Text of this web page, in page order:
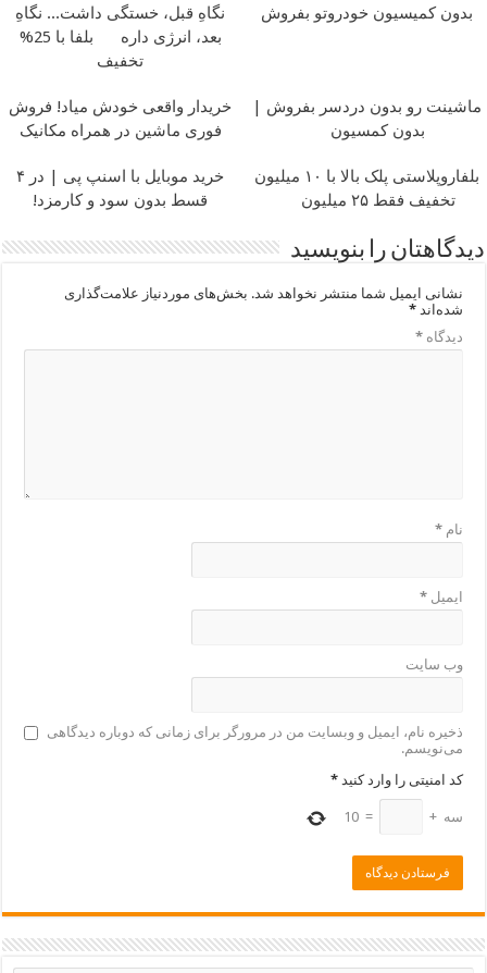
بدون کمیسیون خودروتو بفروش
نگاهِ قبل، خستگی داشت... نگاهِ
بعد، انرژی داره
بلفا با 25%
تخفیف
ماشینت رو بدون دردسر بفروش |
بدون کمسیون
خریدار واقعی خودش میاد! فروش
فوری ماشین در همراه مکانیک
بلفاروپلاستی پلک بالا با ۱۰ میلیون
تخفیف فقط ۲۵ میلیون
خرید موبایل با اسنپ پی | در ۴
قسط بدون سود و کارمزد!
دیدگاهتان را بنویسید
نشانی ایمیل شما منتشر نخواهد شد. بخش‌های موردنیاز علامت‌گذاری
شده‌اند*
دیدگاه*
نام*
ایمیل*
وب‌ سایت
ذخیره نام، ایمیل و وبسایت من در مرورگر برای زمانی که دوباره دیدگاهی
می‌نویسم.
کد امنیتی را وارد کنید *
سه +
=
10